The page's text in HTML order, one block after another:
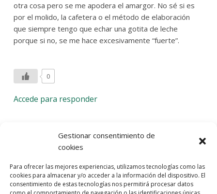
Gestionar consentimiento de
cookies
Para ofrecer las mejores experiencias, utilizamos tecnologías como las
cookies para almacenar y/o acceder a la información del dispositivo. El
consentimiento de estas tecnologías nos permitirá procesar datos
otra cosa pero se me apodera el amargor. No sé si es
por el molido, la cafetera o el método de elaboración
que siempre tengo que echar una gotita de leche
porque si no, se me hace excesivamente “fuerte”.
0
Accede para responder
Deja una respuesta
comentario.
Entra con tu red social